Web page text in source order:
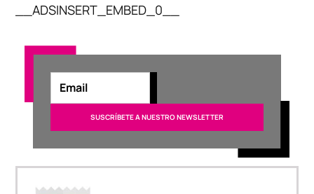
__ADSINSERT_EMBED_0__